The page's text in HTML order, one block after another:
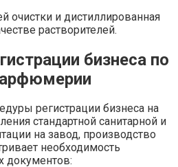
очистки и дистиллированная
растворителей.
бизнеса по
регистрации бизнеса на
стандартной санитарной и
на завод, производство
необходимость
документов: